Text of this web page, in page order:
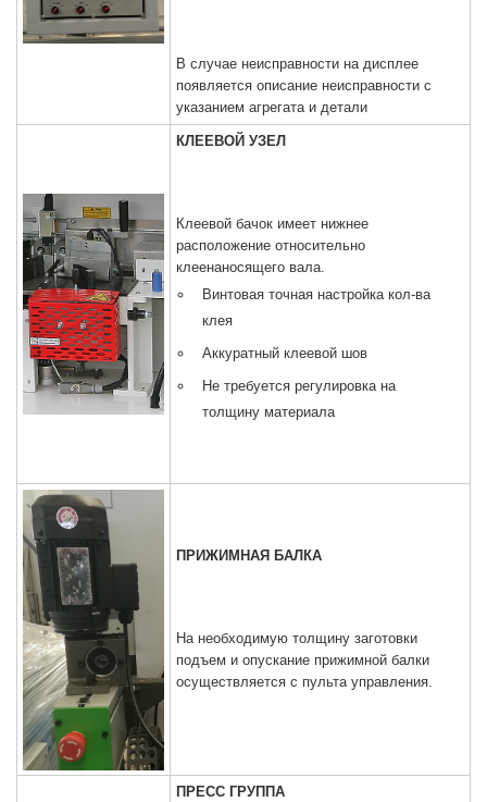
В случае неисправности на дисплее
появляется описание неисправности с
указанием агрегата и детали
КЛЕЕВОЙ УЗЕЛ
Клеевой бачок имеет нижнее
расположение относительно
клеенаносящего вала.
Винтовая точная настройка кол-ва
клея
Аккуратный клеевой шов
Не требуется регулировка на
толщину материала
ПРИЖИМНАЯ БАЛКА
На необходимую толщину заготовки
подъем и опускание прижимной балки
осуществляется с пульта управления.
ПРЕСС ГРУППА